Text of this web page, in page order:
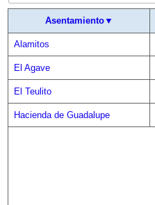
Asentamiento▼
Alamitos
El Agave
El Teulito
Hacienda de Guadalupe